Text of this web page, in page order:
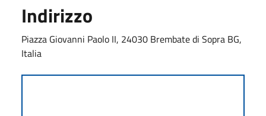
Indirizzo
Piazza Giovanni Paolo II, 24030 Brembate di Sopra BG,
Italia